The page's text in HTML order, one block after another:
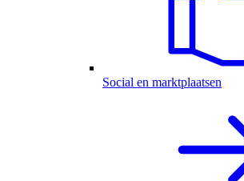
Social en marktplaatsen